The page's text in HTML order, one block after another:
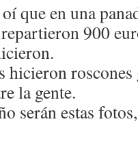
que en una
900
hicieron roscones
la gente.
serán estas